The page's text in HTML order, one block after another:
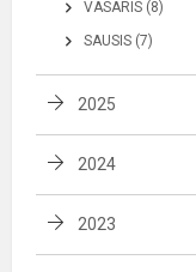
VASARIS (8)
SAUSIS (7)
2025
2024
2023